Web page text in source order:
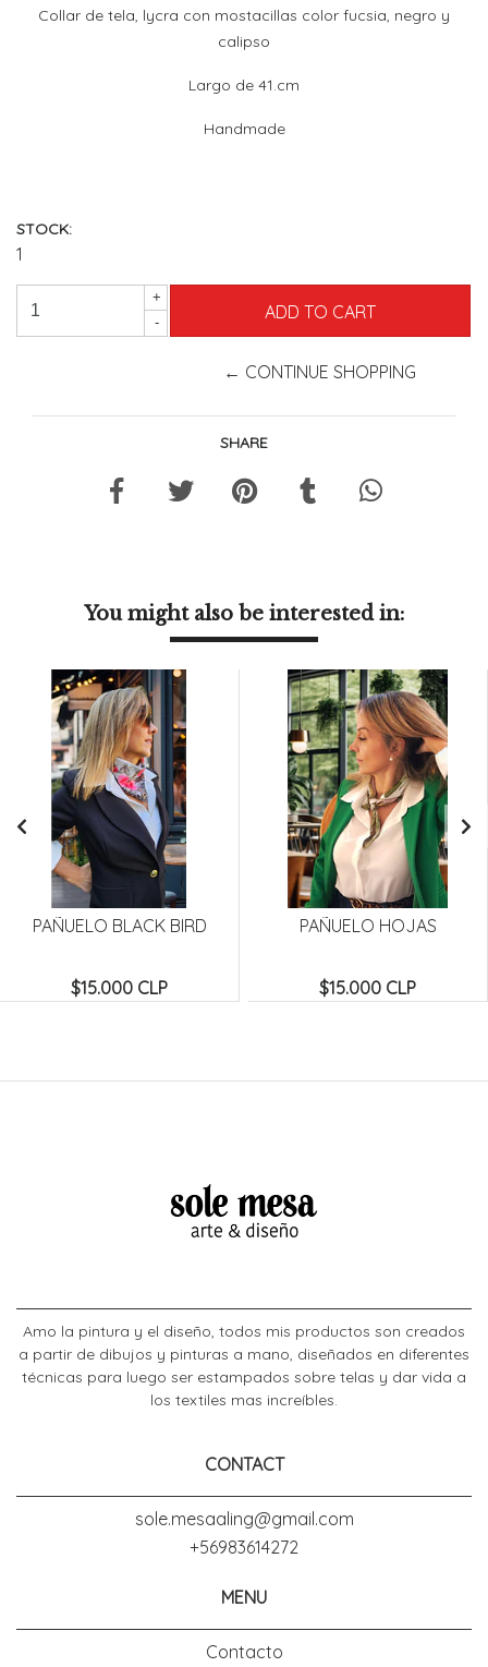
Collar de tela, lycra con mostacillas color fucsia, negro y
calipso
Largo de 41.cm
Handmade
STOCK:
1
+
-
← CONTINUE SHOPPING
SHARE
You might also be interested in:
PAÑUELO BLACK BIRD
$15.000 CLP
PAÑUELO HOJAS
$15.000 CLP
Amo la pintura y el diseño, todos mis productos son creados
a partir de dibujos y pinturas a mano, diseñados en diferentes
técnicas para luego ser estampados sobre telas y dar vida a
los textiles mas increíbles.
CONTACT
sole.mesaaling@gmail.com
+56983614272
MENU
Contacto